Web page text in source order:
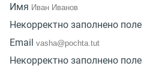
Имя
Некорректно заполнено поле
Email
Некорректно заполнено поле